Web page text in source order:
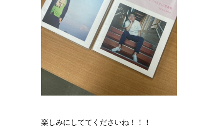
楽しみにしててくださいね！！！